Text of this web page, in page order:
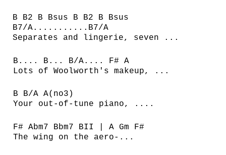
B B2 B Bsus B B2 B Bsus
B7/A...........B7/A
Separates and lingerie, seven ...
B.... B... B/A.... F# A
Lots of Woolworth's makeup, ...
B B/A A(no3)
Your out-of-tune piano, ....
F# Abm7 Bbm7 BII | A Gm F#
The wing on the aero-...